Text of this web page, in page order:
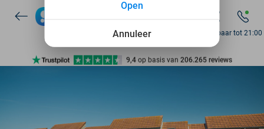
7 dagen per week beschikbaar
10+ miljoen leden
10+ miljoen leden
Bereikbaar tot 21:00
Annuleer
Open